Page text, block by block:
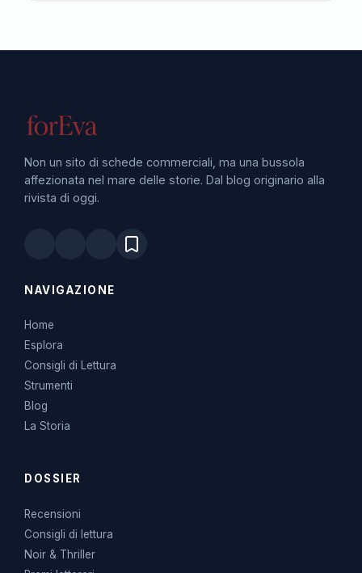
Non un sito di schede commerciali, ma una bussola
affezionata nel mare delle storie. Dal blog originario alla
rivista di oggi.
NAVIGAZIONE
Home
Esplora
Consigli di Lettura
Strumenti
Blog
La Storia
DOSSIER
Recensioni
Consigli di lettura
Noir & Thriller